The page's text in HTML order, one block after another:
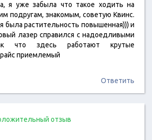
я уже забыла что такое ходить на
подругам, знакомым, советую Квинс.
была растительность повышенная))) и
лазер справился с надоедливыми
что здесь работают крутые
приемлемый
Ответить
отзыв